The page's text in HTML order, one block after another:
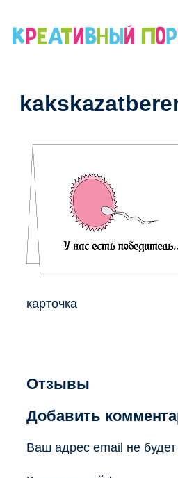
карточка
Отзывы
Добавить
Ваш адрес email не